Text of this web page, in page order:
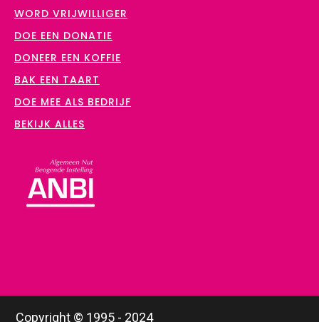
WORD VRIJWILLIGER
DOE EEN DONATIE
DONEER EEN KOFFIE
BAK EEN TAART
DOE MEE ALS BEDRIJF
BEKIJK ALLES
Copyright © 1995 - 2024